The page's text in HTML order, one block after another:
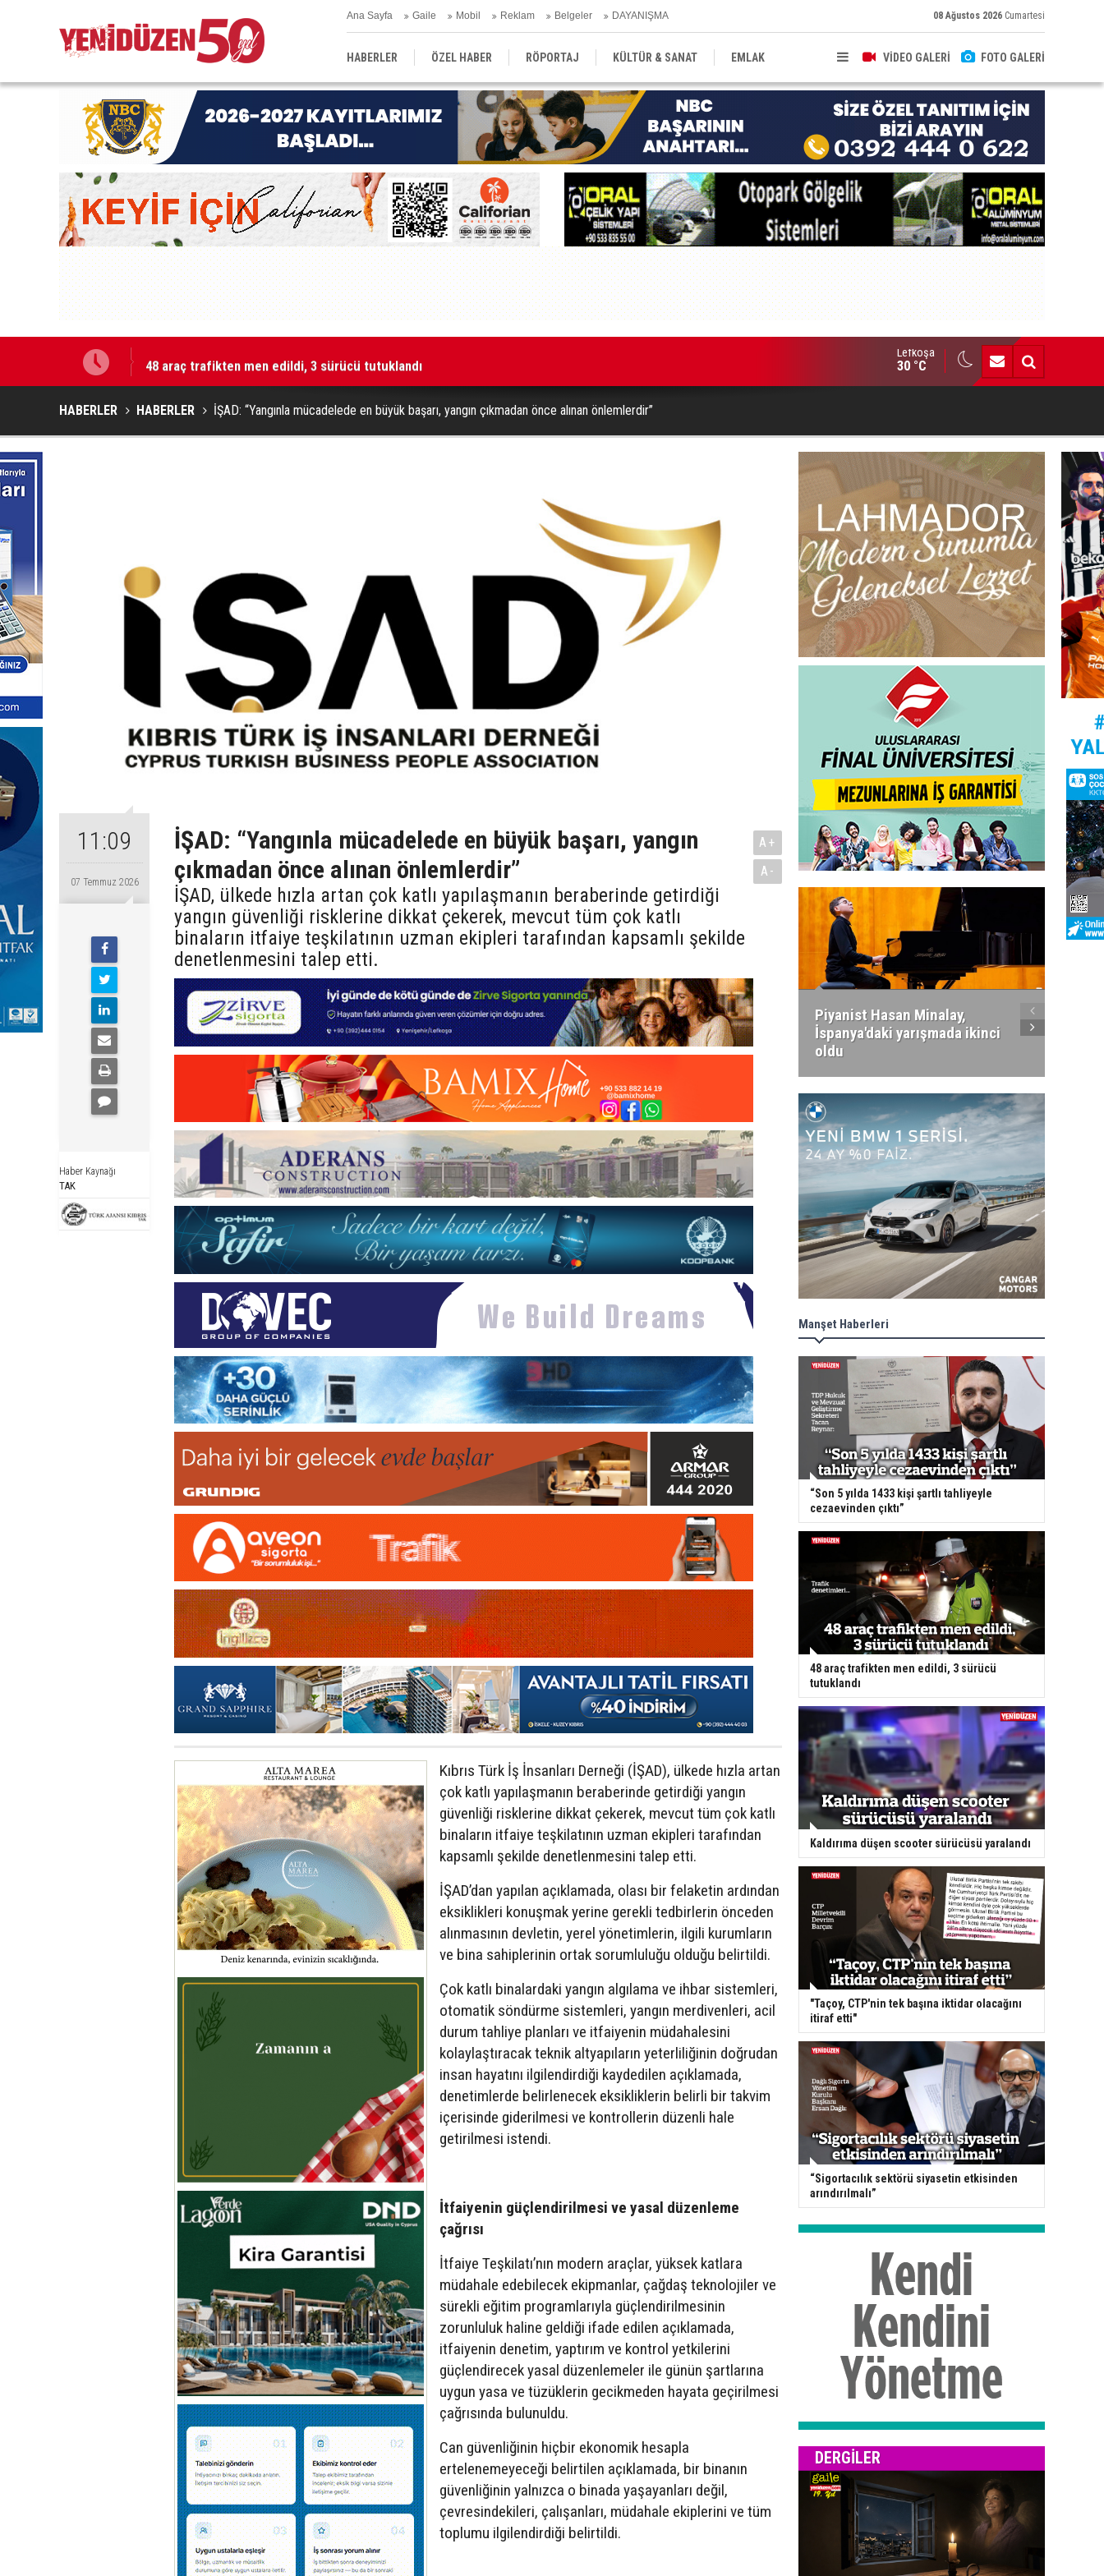
Ana Sayfa Gaile Mobil Reklam Belgeler DAYANIŞMA 08 Ağustos 2026 Cumartesi
VİDEO GALERİ FOTO GALERİ
HABERLER ÖZEL HABER RÖPORTAJ KÜLTÜR & SANAT EMLAK
EĞİTİM YEREL YÖNETİM DERGİLER SEKTÖR
48 araç trafikten men edildi, 3 sürücü tutuklandı Kaldırıma düşen scooter sürücüsü yaralandı
Lefkoşa
30 °C
HABERLER HABERLER İŞAD: “Yangınla mücadelede en büyük başarı, yangın çıkmadan önce alınan önlemlerdir”
11:09
07 Temmuz 2026
Haber Kaynağı
TAK
İŞAD: “Yangınla mücadelede en büyük başarı, yangın
çıkmadan önce alınan önlemlerdir”
İŞAD, ülkede hızla artan çok katlı yapılaşmanın beraberinde getirdiği
yangın güvenliği risklerine dikkat çekerek, mevcut tüm çok katlı
binaların itfaiye teşkilatının uzman ekipleri tarafından kapsamlı şekilde
denetlenmesini talep etti.
A+
A-
Kıbrıs Türk İş İnsanları Derneği (İŞAD), ülkede hızla artan
çok katlı yapılaşmanın beraberinde getirdiği yangın
güvenliği risklerine dikkat çekerek, mevcut tüm çok katlı
binaların itfaiye teşkilatının uzman ekipleri tarafından
kapsamlı şekilde denetlenmesini talep etti.
İŞAD’dan yapılan açıklamada, olası bir felaketin ardından
eksiklikleri konuşmak yerine gerekli tedbirlerin önceden
alınmasının devletin, yerel yönetimlerin, ilgili kurumların
ve bina sahiplerinin ortak sorumluluğu olduğu belirtildi.
Çok katlı binalardaki yangın algılama ve ihbar sistemleri,
otomatik söndürme sistemleri, yangın merdivenleri, acil
durum tahliye planları ve itfaiyenin müdahalesini
kolaylaştıracak teknik altyapıların yeterliliğinin doğrudan
insan hayatını ilgilendirdiği kaydedilen açıklamada,
denetimlerde belirlenecek eksikliklerin belirli bir takvim
içerisinde giderilmesi ve kontrollerin düzenli hale
getirilmesi istendi.
İtfaiyenin güçlendirilmesi ve yasal düzenleme
çağrısı
İtfaiye Teşkilatı’nın modern araçlar, yüksek katlara
müdahale edebilecek ekipmanlar, çağdaş teknolojiler ve
sürekli eğitim programlarıyla güçlendirilmesinin
zorunluluk haline geldiği ifade edilen açıklamada,
itfaiyenin denetim, yaptırım ve kontrol yetkilerini
güçlendirecek yasal düzenlemeler ile günün şartlarına
uygun yasa ve tüzüklerin gecikmeden hayata geçirilmesi
çağrısında bulunuldu.
Can güvenliğinin hiçbir ekonomik hesapla
ertelenemeyeceği belirtilen açıklamada, bir binanın
güvenliğinin yalnızca o binada yaşayanları değil,
çevresindekileri, çalışanları, müdahale ekiplerini ve tüm
toplumu ilgilendirdiği belirtildi.
Piyanist Hasan Minalay,
İspanya'daki yarışmada ikinci
oldu
Manşet Haberleri
“Son 5 yılda 1433 kişi şartlı tahliyeyle
cezaevinden çıktı”
48 araç trafikten men edildi, 3 sürücü
tutuklandı
Kaldırıma düşen scooter sürücüsü yaralandı
"Taçoy, CTP'nin tek başına iktidar olacağını
itiraf etti"
“Sigortacılık sektörü siyasetin etkisinden
arındırılmalı”
DERGILER